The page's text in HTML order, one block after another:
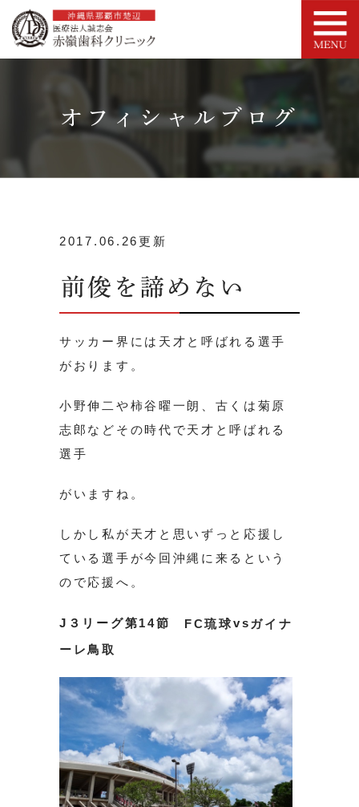
オフィシャルブログ
2017.06.26更新
前俊を諦めない
サッカー界には天才と呼ばれる選手
がおります。
小野伸二や柿谷曜一朗、古くは菊原
志郎などその時代で天才と呼ばれる
選手
がいますね。
しかし私が天才と思いずっと応援し
ている選手が今回沖縄に来るという
ので応援へ。
J３リーグ第14節 FC琉球vs ガイナ
ーレ鳥取